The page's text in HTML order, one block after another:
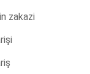
zakazi